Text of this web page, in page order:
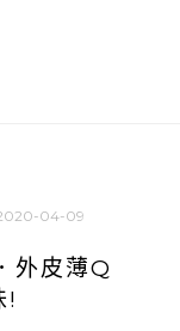
04-09
外皮薄Q
!